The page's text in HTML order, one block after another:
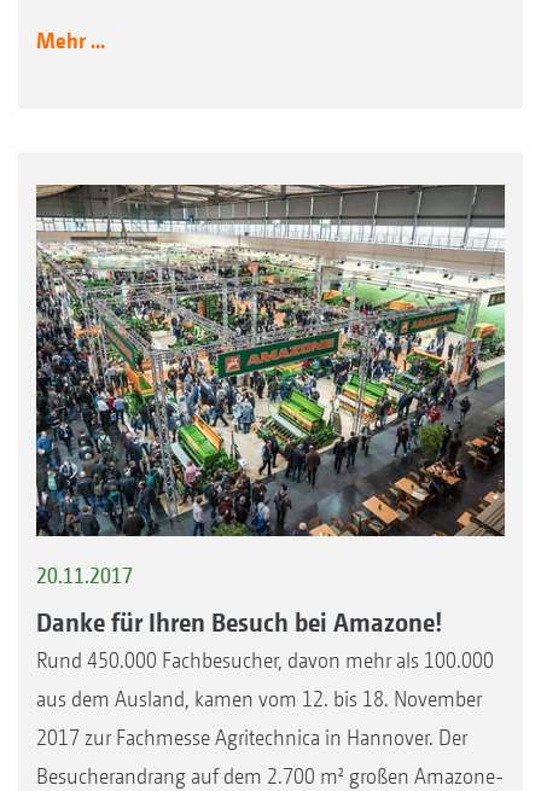
Mehr ...
20.11.2017
Danke für Ihren Besuch bei Amazone!
Rund 450.000 Fachbesucher, davon mehr als 100.000
aus dem Ausland, kamen vom 12. bis 18. November
2017 zur Fachmesse Agritechnica in Hannover. Der
Besucherandrang auf dem 2.700 m² großen Amazone-